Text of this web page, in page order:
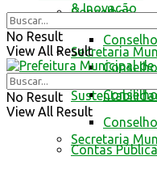
Conselhos
Contas
& Inovação
Secretaria
Secretaria
No Result
View All Result
No Result
View All Result